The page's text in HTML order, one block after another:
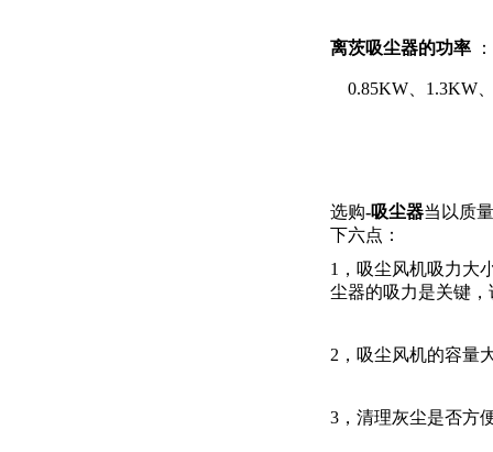
离茨吸尘器的功率 ：
0.85KW、1.3KW
选购-吸尘器当以质
下六点：
1，吸尘风机吸力大
尘器的吸力是关键
2，吸尘风机的容量
3，清理灰尘是否方